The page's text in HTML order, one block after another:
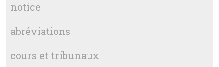
notice
abréviations
cours et tribunaux